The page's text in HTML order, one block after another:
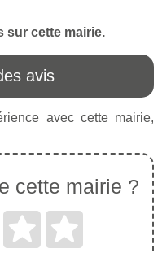
sur cette mairie.
avis
avec cette mairie,
cette mairie ?